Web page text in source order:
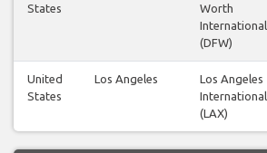
States
Worth
International
(DFW)
United
States
Los Angeles
Los Angeles
International
(LAX)